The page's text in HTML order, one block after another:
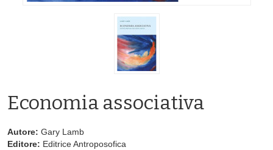
Economia associativa
Autore: Gary Lamb
Editore: Editrice Antroposofica